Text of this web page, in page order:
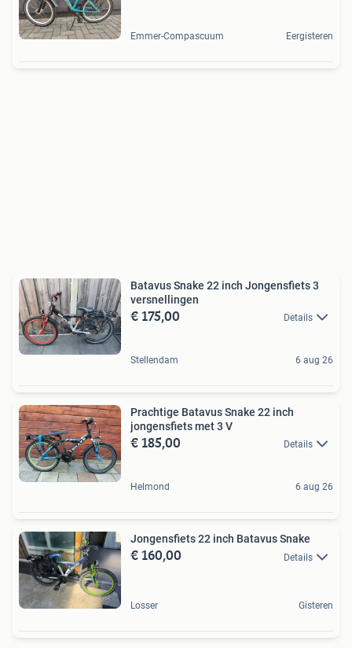
Emmer-Compascuum Eergisteren
Batavus Snake 22 inch Jongensfiets 3
versnellingen
€ 175,00 Details
Stellendam 6 aug 26
Prachtige Batavus Snake 22 inch
jongensfiets met 3 V
€ 185,00 Details
Helmond 6 aug 26
Jongensfiets 22 inch Batavus Snake
€ 160,00 Details
Losser Gisteren